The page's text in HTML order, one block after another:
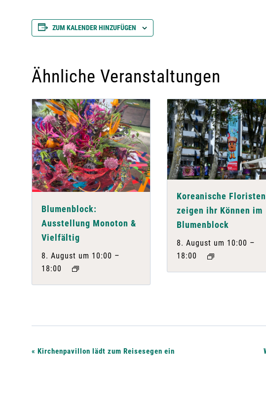
ZUM KALENDER HINZUFÜGEN
Ähnliche Veranstaltungen
Blumenblock:
Ausstellung Monoton &
Vielfältig
8. August um 10:00 –
18:00
Koreanische Floristen
zeigen ihr Können im
Blumenblock
8. August um 10:00 –
18:00
V
« Kirchenpavillon lädt zum Reisesegen ein